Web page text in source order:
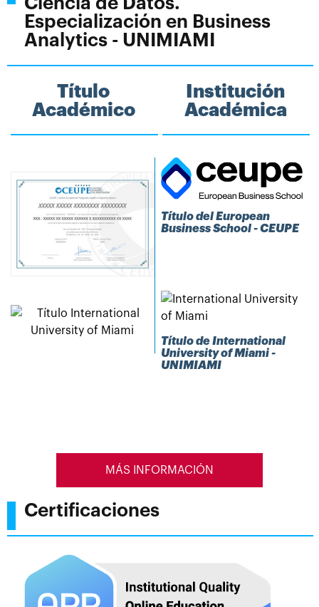
Ciencia de Datos.
Especialización en Business
Analytics - UNIMIAMI
Título
Académico
Institución
Académica
Título del European
Business School - CEUPE
Título de International
University of Miami -
UNIMIAMI
MÁS INFORMACIÓN
Certificaciones